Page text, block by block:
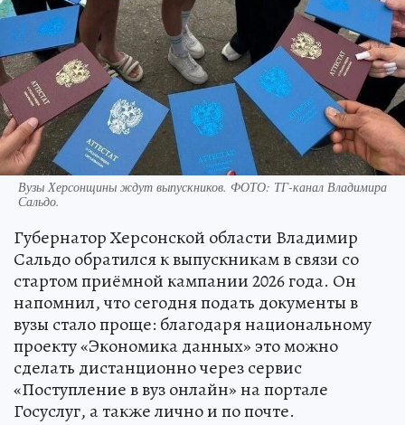
Вузы Херсонщины ждут выпускников. ФОТО: ТГ-канал Владимира
Сальдо.
Губернатор Херсонской области Владимир
Сальдо обратился к выпускникам в связи со
стартом приёмной кампании 2026 года. Он
напомнил, что сегодня подать документы в
вузы стало проще: благодаря национальному
проекту «Экономика данных» это можно
сделать дистанционно через сервис
«Поступление в вуз онлайн» на портале
Госуслуг, а также лично и по почте.